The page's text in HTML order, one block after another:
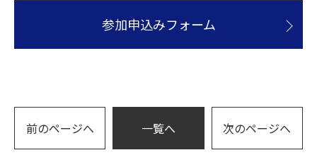
参加申込みフォーム
前のページへ 一覧へ 次のページへ